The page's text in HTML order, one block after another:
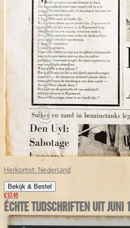
Herkomst: Nederland
Bekijk & Bestel
€ 57,45
ÉCHTE TIJDSCHRIFTEN UIT